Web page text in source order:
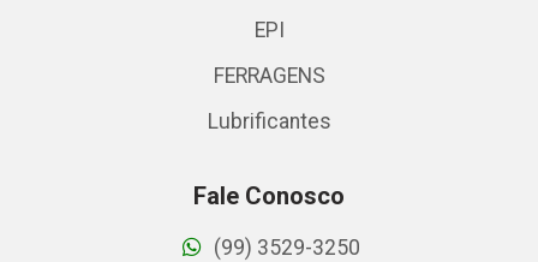
EPI
FERRAGENS
Lubrificantes
Fale Conosco
(99) 3529-3250